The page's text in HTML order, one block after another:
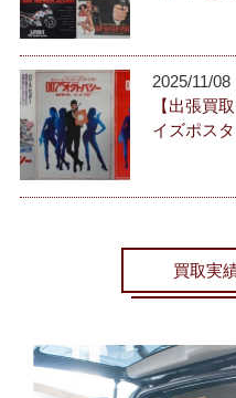
2025/11/08
【出張買
イズポス
買取実